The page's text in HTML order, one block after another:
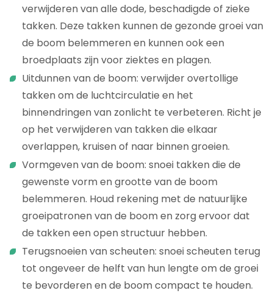
verwijderen van alle dode, beschadigde of zieke
takken. Deze takken kunnen de gezonde groei van
de boom belemmeren en kunnen ook een
broedplaats zijn voor ziektes en plagen.
Uitdunnen van de boom: verwijder overtollige
takken om de luchtcirculatie en het
binnendringen van zonlicht te verbeteren. Richt je
op het verwijderen van takken die elkaar
overlappen, kruisen of naar binnen groeien.
Vormgeven van de boom: snoei takken die de
gewenste vorm en grootte van de boom
belemmeren. Houd rekening met de natuurlijke
groeipatronen van de boom en zorg ervoor dat
de takken een open structuur hebben.
Terugsnoeien van scheuten: snoei scheuten terug
tot ongeveer de helft van hun lengte om de groei
te bevorderen en de boom compact te houden.